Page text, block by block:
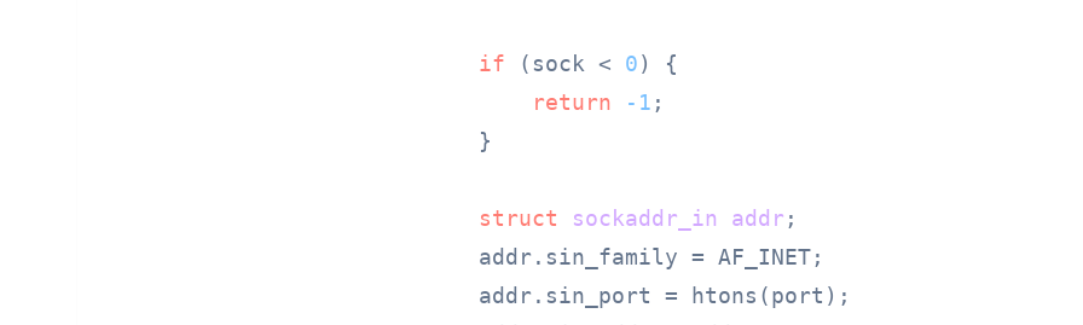
if (sock < 0) {
return
-1 ;
    }
struct sockaddr_in addr ;
    addr.sin_family = AF_INET;
    addr.sin_port = htons(port);